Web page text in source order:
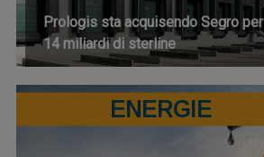
Prologis sta acquisendo Segro per
14 miliardi di sterline
ENERGIE